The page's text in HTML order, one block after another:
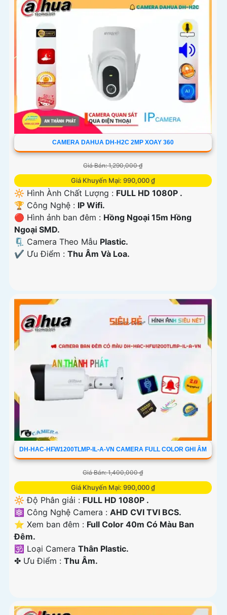
camera cho nhân viên để tối ưu hóa hiệu quả sử dụng.
Lắp đặt camera Plastic Hình ảnh sắc nét sẽ giúp bạn nâng
cao mức độ an ninh và giám sát cho không gian của mình
một cách hiệu quả. Nếu có bất kỳ thắc mắc hay cần hỗ trợ
thêm, vui lòng liên hệ với chúng tôi.
Hy vọng đây là thông tin phát huy được nhiều tính năng
cho bạn. Nếu có thêm câu hỏi hoặc yêu cầu nào khác, xin
vui lòng cho biết để được hỗ trợ thêm.
CAMERA DAHUA DH-H2C 2MP XOAY 360
Giá Bán: 1,290,000 ₫
Giá Khuyến Mại: 990,000 ₫
🔆 Hình Ành Chất Lượng : FULL HD 1080P .
🏆 Công Nghệ : IP Wifi.
🔴 Hình ảnh ban đêm : Hồng Ngoại 15m Hồng
Ngoại SMD.
🗜️ Camera Theo Mẫu Plastic.
️✔️ Ưu Điểm : Thu Âm Và Loa.
DH-HAC-HFW1200TLMP-IL-A-VN CAMERA FULL COLOR GHI ÂM
Giá Bán: 1,400,000 ₫
Giá Khuyến Mại: 990,000 ₫
🔆 Độ Phân giải : FULL HD 1080P .
⚛️ Công Nghệ Camera : AHD CVI TVI BCS.
⭐ Xem ban đêm : Full Color 40m Có Màu Ban
Ðêm.
🕉️ Loại Camera Thân Plastic.
️✤ Ưu Điểm : Thu Âm.